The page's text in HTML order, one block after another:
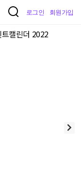
로그인 회원가입